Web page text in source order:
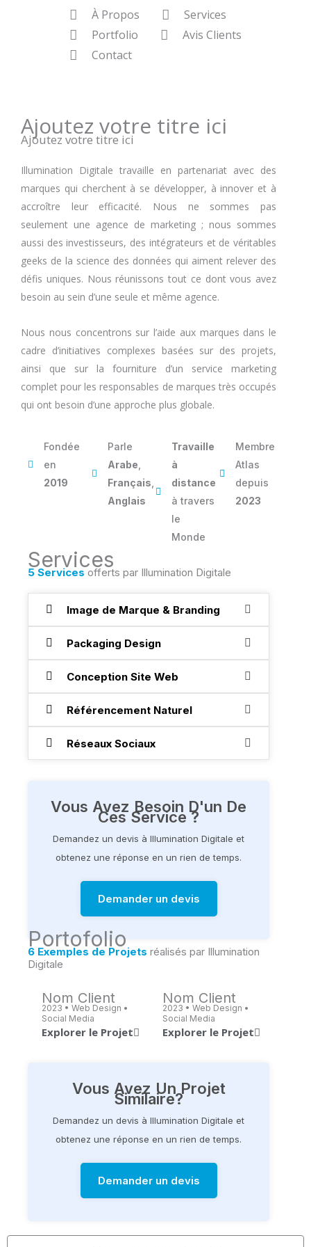
À Propos
Services
Portfolio
Avis Clients
Contact
Ajoutez votre titre ici
Ajoutez votre titre ici
Illumination Digitale travaille en partenariat avec des
marques qui cherchent à se développer, à innover et à
accroître leur efficacité. Nous ne sommes pas
seulement une agence de marketing ; nous sommes
aussi des investisseurs, des intégrateurs et de véritables
geeks de la science des données qui aiment relever des
défis uniques. Nous réunissons tout ce dont vous avez
besoin au sein d’une seule et même agence.
Nous nous concentrons sur l’aide aux marques dans le
cadre d’initiatives complexes basées sur des projets,
ainsi que sur la fourniture d’un service marketing
complet pour les responsables de marques très occupés
qui ont besoin d’une approche plus globale.
Fondée
en
2019
Parle
Arabe
Français
Anglais
Travaille
à
distance
à travers
le
Monde
Membre
Atlas
depuis
2023
Services
5 Services offerts par Illumination Digitale
Image de Marque & Branding
Packaging Design
Conception Site Web
Référencement Naturel
Réseaux Sociaux
Vous Avez Besoin D'un De
Ces Service ?
Demandez un devis à Illumination Digitale et
obtenez une réponse en un rien de temps.
Demander un devis
Portofolio
6 Exemples de Projets réalisés par Illumination
Digitale
Nom Client
2023 • Web Design •
Social Media
Explorer le Projet
Nom Client
2023 • Web Design •
Social Media
Explorer le Projet
Vous Avez Un Projet
Similaire?
Demandez un devis à Illumination Digitale et
obtenez une réponse en un rien de temps.
Demander un devis